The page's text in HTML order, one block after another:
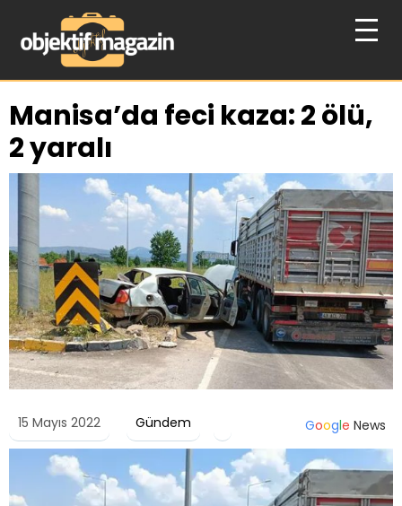
Manisa’da feci kaza: 2 ölü,
2 yaralı
15 Mayıs 2022 Gündem Google News